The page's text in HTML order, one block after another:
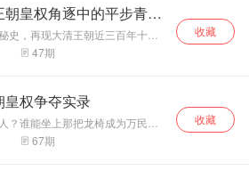
常烟火，邻里间的
互帮互助、夫妻间
的相濡以沫、两代
改革的阵痛，也彰
显了普通人在命运
性政治家，大家第一印象一定是
则天，但是殊不知在武则天之前
，就有一位权力已经盖过了武则
这位就是西汉开国皇帝刘邦的皇
谋略而性坚忍，对巩固汉朝统一
化均得以稳步发展，为后来的文
治和物质的基础。然而她为了以
择手段地篡权窃国、擅权自恣、
营私的政治品行，却使她无可争
朝皇权角逐中的平步青云
史，再现大清王朝近三百年十二
程。权力是最富魔性的东西！清
官者，与历代王朝为官者一样，
绝技，跨越千坎万坷，历尽千难
平民出身，书生起步，却以过人
青睐，官运亨通，平步青云，成
朝红人。他们工于心计，精于谋
为道之深，听来令人震惊、瞠目
47期
收藏
皇权争夺实录
？谁能坐上那把龙椅成为万民景
天下最有魅力的悬念。拨开历史
王朝近三百年一位大汗、十一位
67期
收藏